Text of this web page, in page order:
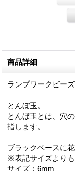
商品詳細
ランプワークビーズ
とんぼ玉。
とんぼ玉とは、穴
指します。
ブラックベースに花
※表記サイズよりも
サイズ：6mm